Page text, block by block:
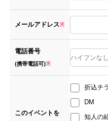
メールアドレス※
電話番号
(携帯電話可)※
このイベントを
折込チ
DM
知人の